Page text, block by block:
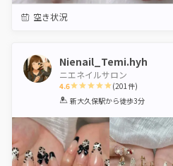
空き状況
Nienail_Temi.hyh
ニエネイルサロン
4.6
1 2 3 4 5
(201件)
新大久保駅から徒歩3分